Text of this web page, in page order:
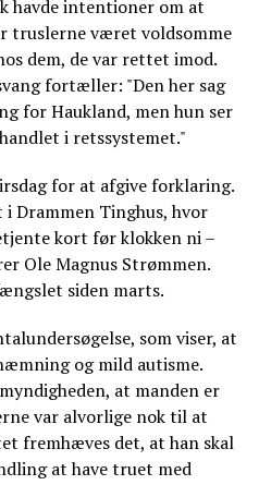
havde intentioner om at
truslerne været voldsomme
dem, de var rettet imod.
fortæller: "Den her sag
for Haukland, men hun ser
i retssystemet."
for at afgive forklaring.
i Drammen Tinghus, hvor
kort før klokken ni –
Ole Magnus Strømmen.
siden marts.
som viser, at
og mild autisme.
at manden er
var alvorlige nok til at
fremhæves det, at han skal
at have truet med